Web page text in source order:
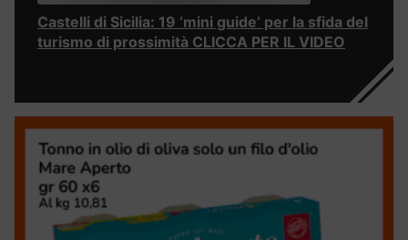
Castelli di Sicilia: 19 ‘mini guide’ per la sfida del
turismo di prossimità CLICCA PER IL VIDEO